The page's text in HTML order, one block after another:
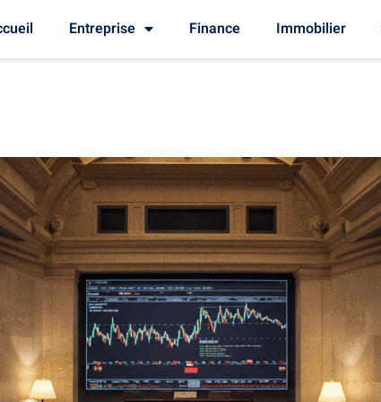
Entreprise Finance Immobilier